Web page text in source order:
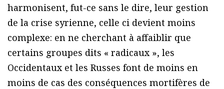
harmonisent, fut-ce sans le dire, leur gestion
de la crise syrienne, celle ci devient moins
complexe: en ne cherchant à affaiblir que
certains groupes dits « radicaux », les
Occidentaux et les Russes font de moins en
moins de cas des conséquences mortifères de